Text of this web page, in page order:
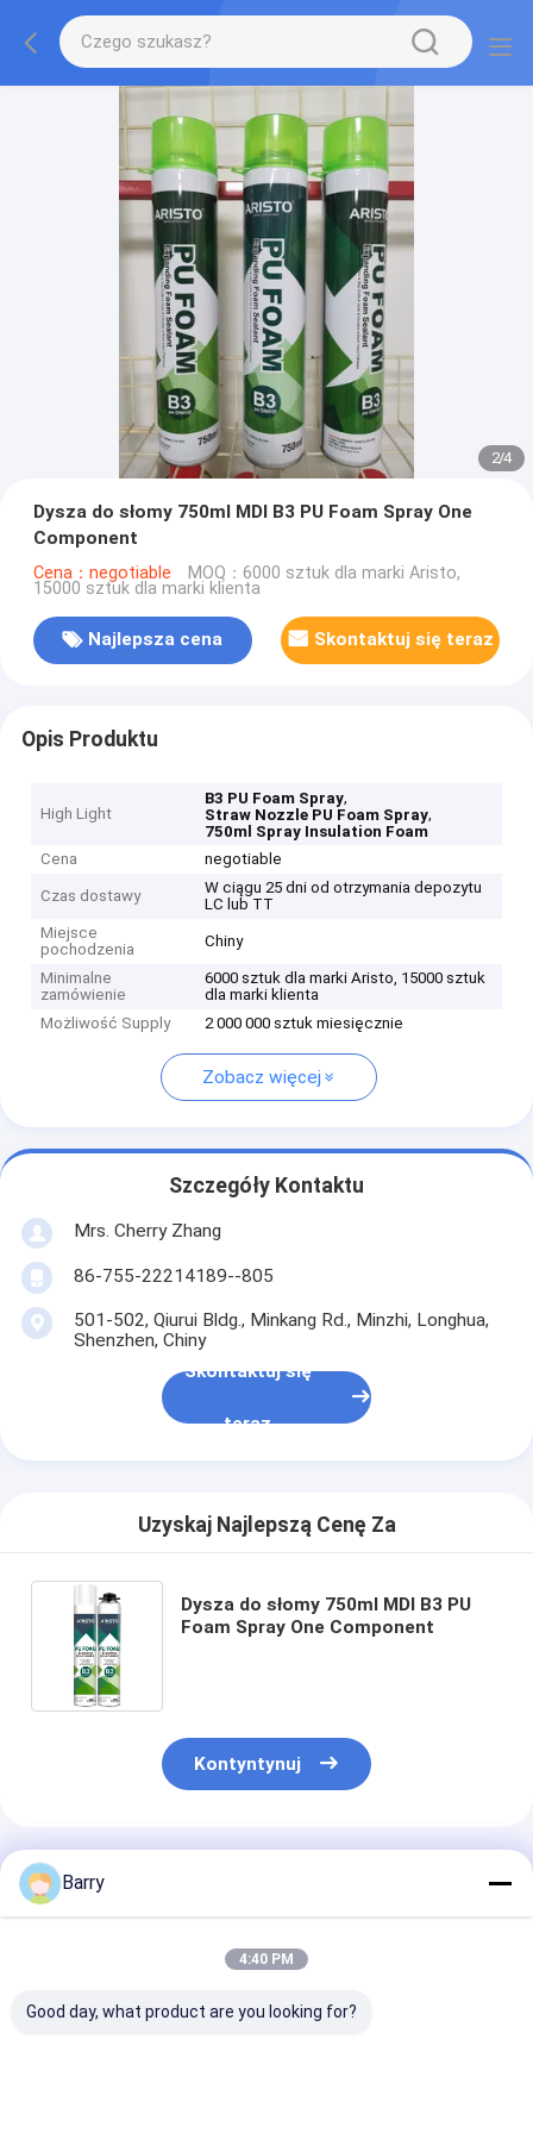
2/4
Dysza do słomy 750ml MDI B3 PU Foam Spray One
Component
Cena：negotiable MOQ：6000 sztuk dla marki Aristo,
15000 sztuk dla marki klienta
Najlepsza cena Skontaktuj się teraz
Opis Produktu
High Light
B3 PU Foam Spray,
Straw Nozzle PU Foam Spray,
750ml Spray Insulation Foam
Cena
negotiable
Czas dostawy
W ciągu 25 dni od otrzymania depozytu
LC lub TT
Miejsce
pochodzenia
Chiny
Minimalne
zamówienie
6000 sztuk dla marki Aristo, 15000 sztuk
dla marki klienta
Możliwość Supply
2 000 000 sztuk miesięcznie
Zobacz więcej
Szczegóły Kontaktu
Mrs. Cherry Zhang
86-755-22214189--805
501-502, Qiurui Bldg., Minkang Rd., Minzhi, Longhua,
Shenzhen, Chiny
Skontaktuj się
teraz
Uzyskaj Najlepszą Cenę Za
Dysza do słomy 750ml MDI B3 PU
Foam Spray One Component
Kontyntynuj
Polecane Produkty
Barry
4:40 PM
Good day, what product are you looking for?